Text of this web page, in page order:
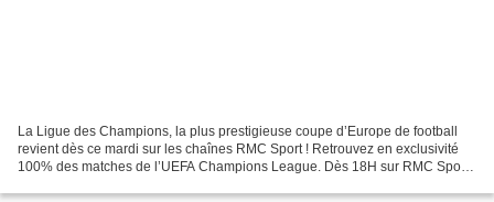
La Ligue des Champions, la plus prestigieuse coupe d’Europe de football
revient dès ce mardi sur les chaînes RMC Sport ! Retrouvez en exclusivité
100% des matches de l’UEFA Champions League. Dès 18H sur RMC Sport